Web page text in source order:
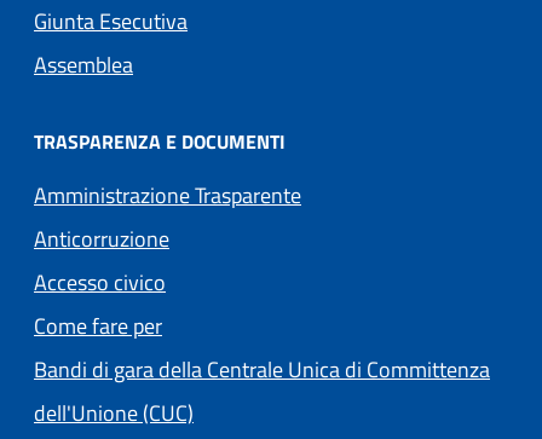
Giunta Esecutiva
Assemblea
TRASPARENZA E DOCUMENTI
Amministrazione Trasparente
Anticorruzione
Accesso civico
Come fare per
Bandi di gara della Centrale Unica di Committenza
dell'Unione (CUC)